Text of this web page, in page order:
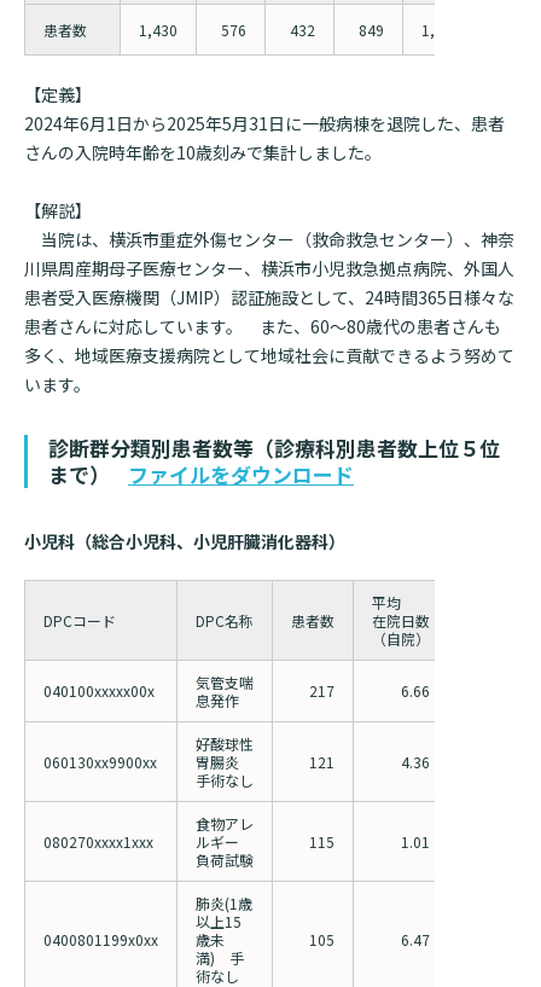
東部病院の特長
一歩先の医療の提供
公式SNSアカウント一覧
交通アクセス
院内のルールについて
フロアマップ
院内施設のご案内
LINEサービスについて
無料低額診療のご案内
東部病院の就労支援サービス
診断書等文書のお申込みについて
診療記録（カルテ）の開示について
よくあるご質問
医療関係者向け講習・研修
人材開発センター
当院退職後のカルテ閲覧手続きについて
当院退職後のカルテ閲覧手続き
ご相談・お問い合わせ
取材の申し込み プライバシーポリシー
患者数 1,430 576 432 849 1,027
【定義】
2024年6月1日から2025年5月31日に一般病棟を退院した、患者
さんの入院時年齢を10歳刻みで集計しました。
【解説】
当院は、横浜市重症外傷センター（救命救急センター）、神奈
川県周産期母子医療センター、横浜市小児救急拠点病院、外国人
患者受入医療機関（JMIP）認証施設として、24時間365日様々な
患者さんに対応しています。 また、60～80歳代の患者さんも
多く、地域医療支援病院として地域社会に貢献できるよう努めて
います。
診断群分類別患者数等（診療科別患者数上位５位
まで）
ファイルをダウンロード
小児科（総合小児科、小児肝臓消化器科）
DPCコード DPC名称 患者数
平均
在院日数
（自院）
040100xxxxx00x
気管支喘
息発作
217 6.66
060130xx9900xx
好酸球性
胃腸炎
手術なし
121 4.36
080270xxxx1xxx
食物アレ
ルギー
負荷試験
115 1.01
0400801199x0xx
肺炎(1歳
以上15
歳未
満) 手
術なし
105 6.47